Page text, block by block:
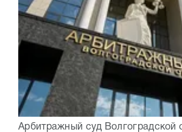
Арбитражный суд Волгоградской